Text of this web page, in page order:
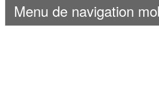
Menu de navigation